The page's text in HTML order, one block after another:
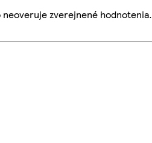
zverejnené hodnotenia.